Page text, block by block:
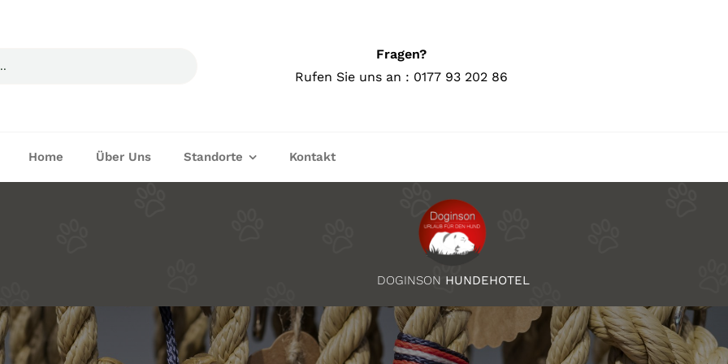
Fragen?
Rufen Sie uns an : 0177 93 202 86
Home Über Uns Standorte Kontakt
DOGINSON HUNDEHOTEL